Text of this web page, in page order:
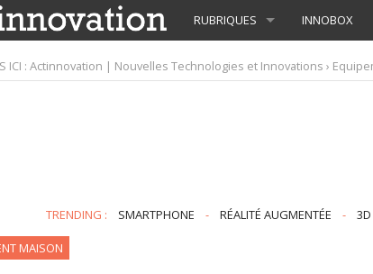
RUBRIQUES INNOBOX
ICI :Actinnovation | Nouvelles Technologies et Innovations ›
TRENDING : SMARTPHONE - RÉALITÉ AUGMENTÉE - 3D
MAISON